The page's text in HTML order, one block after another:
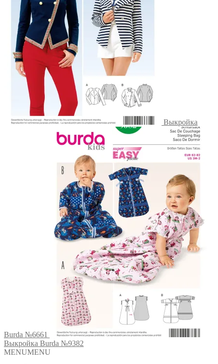
Выкройка
Burda №6661
Выкройка Burda №9382
MENUMENU